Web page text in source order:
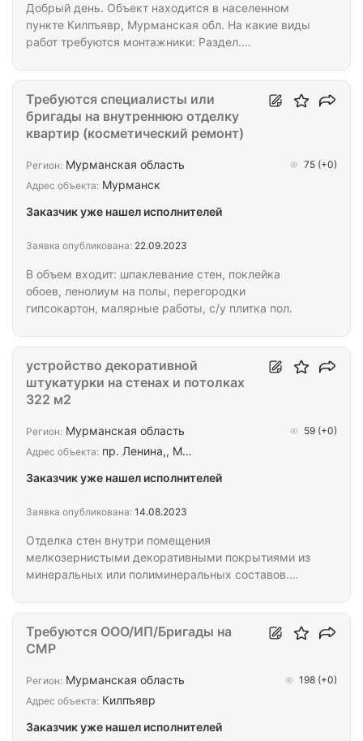
Добрый день. Объект находится в населенном
пункте Килпъявр, Мурманская обл. На какие виды
работ требуются монтажники: Раздел.
Раздел. Вентиляция Раздел. Кондиционирование
Раздел. Автоматическая пожарная сигнализация
Раздел. Видеонаблюдение Раздел. Прочие
слаботочные системы Пишите/звоните все детали
обсудим....
В объем входит: шпаклевание стен, поклейка
обоев, ленолиум на полы, перегородки
гипсокартон, малярные работы, с/у плитка пол.
Требуются специалисты или
бригады на внутреннюю отделку
квартир (косметический ремонт)
Регион: Мурманская область 75 (+0)
Адрес объекта: Мурманск
Заказчик уже нашел исполнителей
Заявка опубликована: 22.09.2023
Отделка стен внутри помещения
мелкозернистыми декоративными покрытиями из
минеральных или полиминеральных составов.
устройство декоративной
штукатурки на стенах и потолках
322 м2
Регион: Мурманская область 59 (+0)
Адрес объекта: пр. Ленина,, М…
Заказчик уже нашел исполнителей
Заявка опубликована: 14.08.2023
Требуются ООО/ИП/Бригады на
СМР
Регион: Мурманская область 198 (+0)
Адрес объекта: Килпъявр
Заказчик уже нашел исполнителей